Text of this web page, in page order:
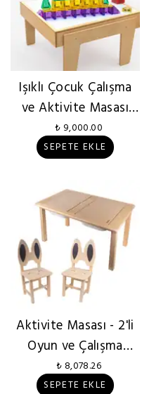
Işıklı Çocuk Çalışma
ve Aktivite Masası
60x60x55
₺ 9,000.00
SEPETE EKLE
Aktivite Masası - 2'li
Oyun ve Çalışma
Masası
₺ 8,078.26
SEPETE EKLE